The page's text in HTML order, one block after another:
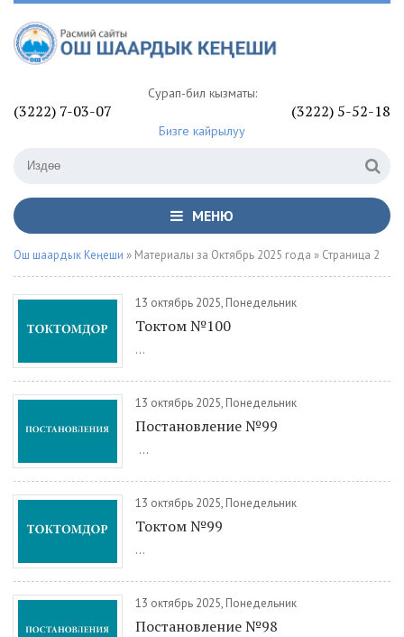
Сурап-билүү кызматы:
(3222) 7-03-07 (3222) 5-52-18
Бизге кайрылуу
МЕНЮ
Ош шаардык Кеңеши » Материалы за Октябрь 2025 года » Страница 2
13 октябрь 2025, Понедельник
Токтом №100
...
13 октябрь 2025, Понедельник
Постановление №99
...
13 октябрь 2025, Понедельник
Токтом №99
...
13 октябрь 2025, Понедельник
Постановление №98